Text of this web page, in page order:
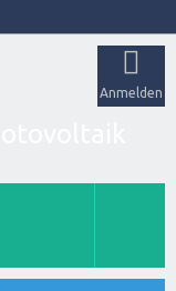
Anmelden